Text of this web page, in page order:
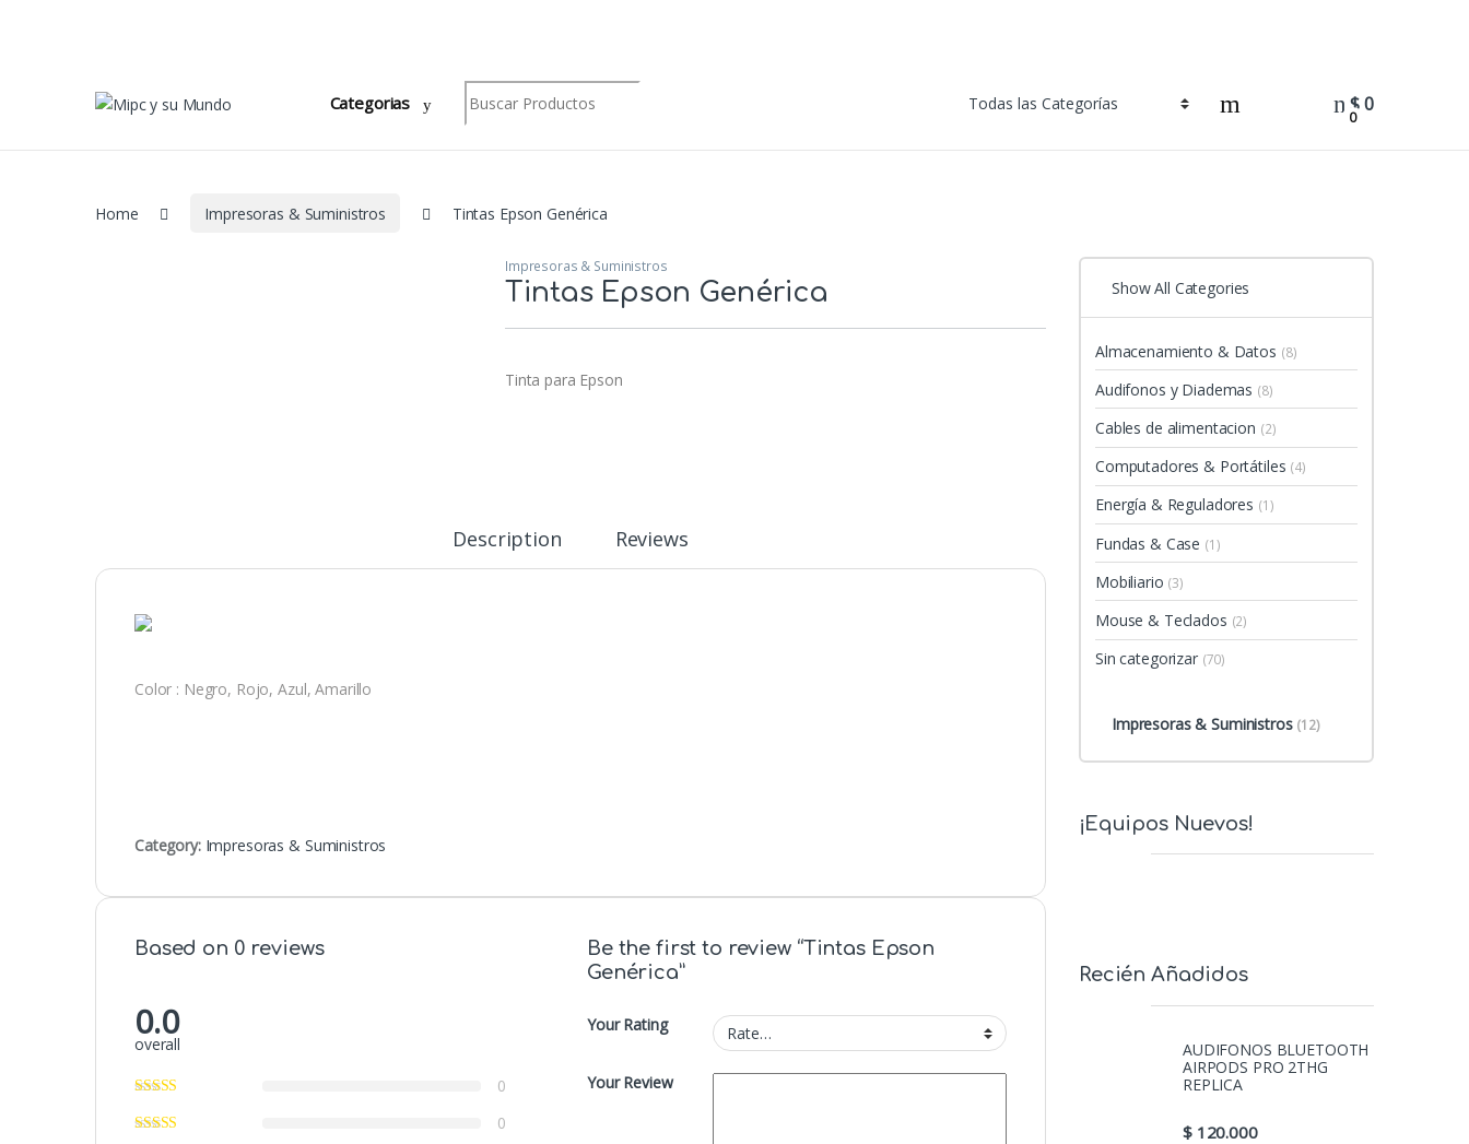
Categorias
Search for:
0
$0
Home Impresoras & Suministros Tintas Epson Genérica
Impresoras & Suministros
Tintas Epson Genérica
Tinta para Epson
Description Reviews
Color : Negro, Rojo, Azul, Amarillo
Category: Impresoras & Suministros
Based on 0 reviews
0.0
overall
0
0
Be the first to review “Tintas Epson
Genérica”
Your Rating
Your Review
Show All Categories
Almacenamiento & Datos (8)
Audifonos y Diademas (8)
Cables de alimentacion (2)
Computadores & Portátiles (4)
Energía & Reguladores (1)
Fundas & Case (1)
Mobiliario (3)
Mouse & Teclados (2)
Sin categorizar (70)
Impresoras & Suministros (12)
¡Equipos Nuevos!
Recién Añadidos
AUDIFONOS BLUETOOTH
AIRPODS PRO 2THG
REPLICA
$120.000